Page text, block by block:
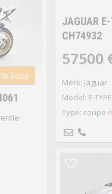
JAGUAR
CH74932
57500
Merk: Jaguar
Model: E-
Type: coupe
te koop